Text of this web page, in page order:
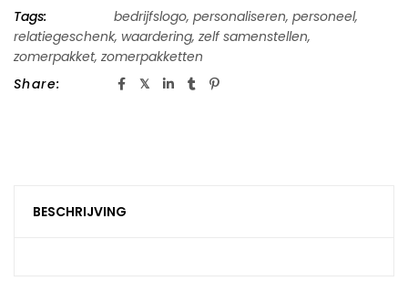
Tags:
bedrijfslogo, personaliseren, personeel,
relatiegeschenk, waardering, zelf samenstellen,
zomerpakket, zomerpakketten
Share:
BESCHRIJVING